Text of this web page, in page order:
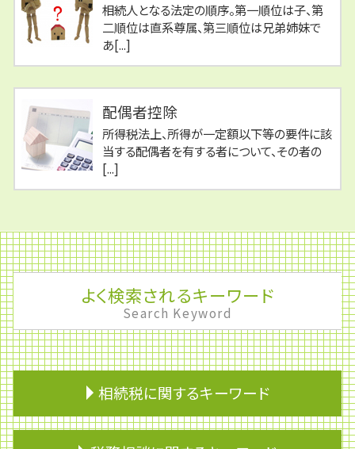
相続人となる法定の順序。第一順位は子、第
二順位は直系尊属、第三順位は兄弟姉妹で
あ[...]
配偶者控除
所得税法上、所得が一定額以下等の要件に該
当する配偶者を有する者について、その者の
[...]
よく検索されるキーワード
Search Keyword
相続税に関するキーワード